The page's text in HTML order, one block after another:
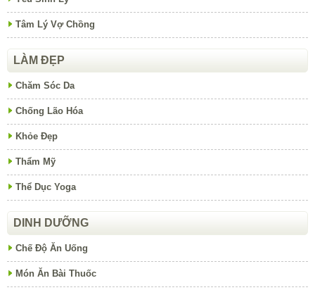
Tâm Lý Vợ Chồng
LÀM ĐẸP
Chăm Sóc Da
Chống Lão Hóa
Khỏe Đẹp
Thẩm Mỹ
Thể Dục Yoga
DINH DƯỠNG
Chế Độ Ăn Uống
Món Ăn Bài Thuốc